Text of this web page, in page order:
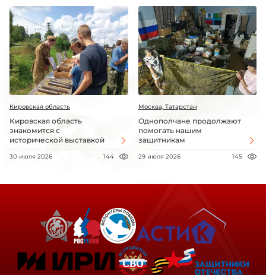
Кировская область
Кировская область
знакомится с
исторической выставкой
30 июля 2026 144
Москва, Татарстан
Однополчане продолжают
помогать нашим
защитникам
29 июля 2026 145